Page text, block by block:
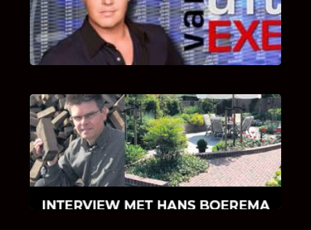
Bekijk hier de fragmenten van de deelname
van Bricks and Stones aan dit programma.
INTERVIEW MET HANS BOEREMA
Hoe Bricks and Stones ontstaan is en wat
Hans Boerema motiveert in de wereld van
klinkers en tegels!